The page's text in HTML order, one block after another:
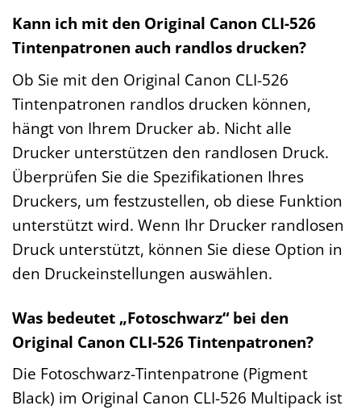
Kann ich mit den Original Canon CLI-526
Tintenpatronen auch randlos drucken?
Ob Sie mit den Original Canon CLI-526
Tintenpatronen randlos drucken können,
hängt von Ihrem Drucker ab. Nicht alle
Drucker unterstützen den randlosen Druck.
Überprüfen Sie die Spezifikationen Ihres
Druckers, um festzustellen, ob diese Funktion
unterstützt wird. Wenn Ihr Drucker randlosen
Druck unterstützt, können Sie diese Option in
den Druckeinstellungen auswählen.
Was bedeutet „Fotoschwarz“ bei den
Original Canon CLI-526 Tintenpatronen?
Die Fotoschwarz-Tintenpatrone (Pigment
Black) im Original Canon CLI-526 Multipack ist